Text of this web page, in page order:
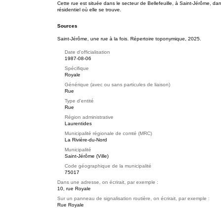
Cette rue est située dans le secteur de Bellefeuille, à Saint-Jérôme,
résidentiel où elle se trouve.
Sources
Saint-Jérôme, une rue à la fois. Répertoire toponymique, 2025.
Date d'officialisation
1987-08-06
Spécifique
Royale
Générique (avec ou sans particules de liaison)
Rue
Type d'entité
Rue
Région administrative
Laurentides
Municipalité régionale de comté (MRC)
La Rivière-du-Nord
Municipalité
Saint-Jérôme (Ville)
Code géographique de la municipalité
75017
Dans une adresse, on écrirait, par exemple :
10, rue Royale
Sur un panneau de signalisation routière, on écrirait, par exemple :
Rue Royale